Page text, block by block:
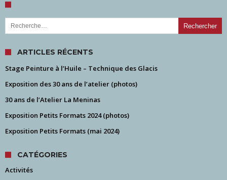
Rechercher :
ARTICLES RÉCENTS
Stage Peinture à l’Huile – Technique des Glacis
Exposition des 30 ans de l’atelier (photos)
30 ans de l’Atelier La Meninas
Exposition Petits Formats 2024 (photos)
Exposition Petits Formats (mai 2024)
CATÉGORIES
Activités